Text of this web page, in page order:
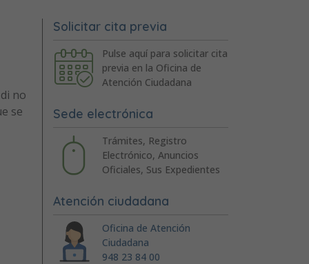
no
se
Solicitar cita previa
Pulse aquí para solicitar cita
previa en la Oficina de
Atención Ciudadana
Sede electrónica
Trámites, Registro
Electrónico, Anuncios
Oficiales, Sus Expedientes
Atención ciudadana
Oficina de Atención
Ciudadana
948 23 84 00